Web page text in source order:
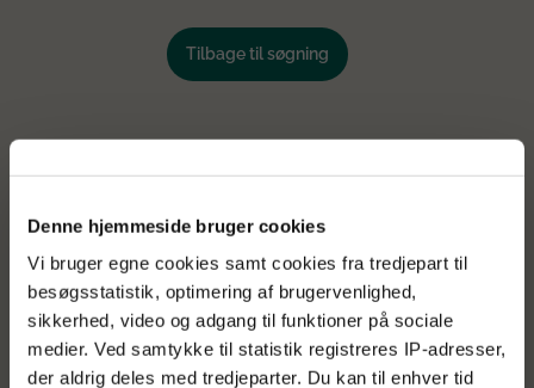
Denne hjemmeside bruger cookies
Vi bruger egne cookies samt cookies fra tredjepart til
besøgsstatistik, optimering af brugervenlighed,
sikkerhed, video og adgang til funktioner på sociale
medier. Ved samtykke til statistik registreres IP-adresser,
der aldrig deles med tredjeparter. Du kan til enhver tid
Tilbage til søgning